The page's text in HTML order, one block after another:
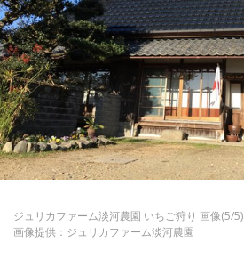
ジュリカファーム淡河農園 いちご狩り 画像(5/5)
画像提供：ジュリカファーム淡河農園